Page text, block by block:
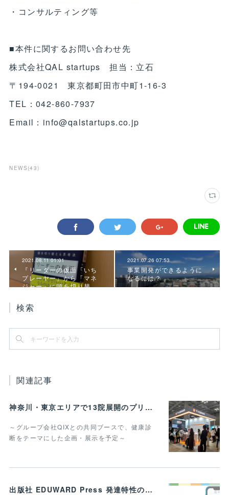
・コンサルティング等
■本件に関するお問い合わせ先
株式会社QAL startups 担当：立石
〒194-0021 東京都町田市中町1-16-3
TEL：042-860-7937
Email：info@qalstartups.co.jp
NEWS (43)
2021.08.11 01:01
『リーダーの仮面「いち
プレーヤー」から「マネ
ジャー」に頭を切り替…
2021.07.26 07:53
事業開発ができるように
なるには？
検索
関連記事
神奈川・東京エリアで13院展開のプリモ動物病院グループ 「第14回インターペット」 に6回目の出展決定
～グループ会社QIXとの共同ブースで、健康診
断をテーマにした企画・展示を予定～
出版社 EDUWARD Press 発達特性のある子どもと家族のための進学・就労メディア 「すばるコレクト」を開設